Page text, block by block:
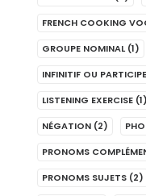
FRENCH COOKING
GROUPE NOMINAL (1)
INFINITIF OU
LISTENING EXERCISE (1)
NÉGATION (2)
PRONOMS
PRONOMS SUJETS (2)